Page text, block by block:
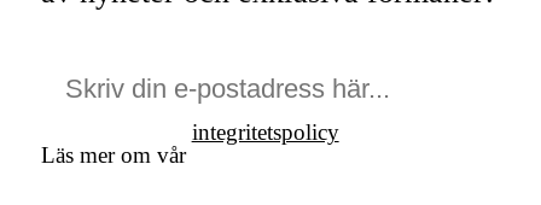
Läs mer om vår
integritetspolicy